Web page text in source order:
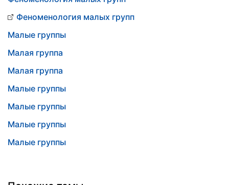
Феноменология малых групп
Малые группы
Малая группа
Малая группа
Малые группы
Малые группы
Малые группы
Малые группы